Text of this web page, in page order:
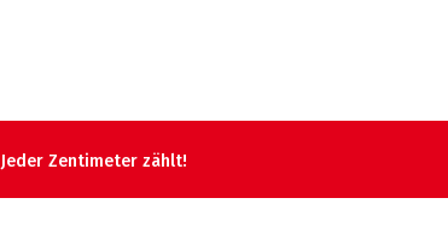
Zentimeter zählt!